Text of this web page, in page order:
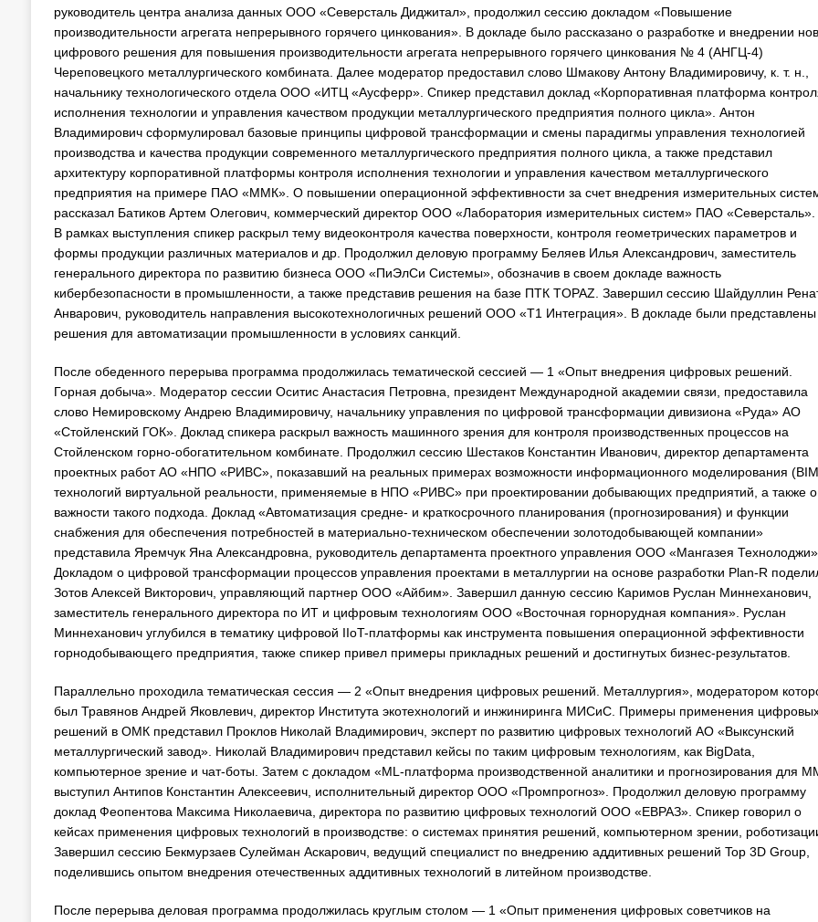
руководитель центра анализа данных ООО «Северсталь Диджитал», продолжил сессию докладом «Повышение
производительности агрегата непрерывного горячего цинкования». В докладе было рассказано о разработке и внедрении
цифрового решения для повышения производительности агрегата непрерывного горячего цинкования № 4 (АНГЦ-4)
Череповецкого металлургического комбината. Далее модератор предоставил слово Шмакову Антону Владимировичу, к. т. н.,
начальнику технологического отдела ООО «ИТЦ «Аусферр». Спикер представил доклад «Корпоративная платформа
исполнения технологии и управления качеством продукции металлургического предприятия полного цикла». Антон
Владимирович сформулировал базовые принципы цифровой трансформации и смены парадигмы управления технологией
производства и качества продукции современного металлургического предприятия полного цикла, а также представил
архитектуру корпоративной платформы контроля исполнения технологии и управления качеством металлургического
предприятия на примере ПАО «ММК». О повышении операционной эффективности за счет внедрения измерительных
рассказал Батиков Артем Олегович, коммерческий директор ООО «Лаборатория измерительных систем» ПАО «Северсталь».
В рамках выступления спикер раскрыл тему видеоконтроля качества поверхности, контроля геометрических параметров и
формы продукции различных материалов и др. Продолжил деловую программу Беляев Илья Александрович, заместитель
генерального директора по развитию бизнеса ООО «ПиЭлСи Системы», обозначив в своем докладе важность
кибербезопасности в промышленности, а также представив решения на базе ПТК TOPAZ. Завершил сессию Шайдуллин
Анварович, руководитель направления высокотехнологичных решений ООО «Т1 Интеграция». В докладе были представлены
решения для автоматизации промышленности в условиях санкций.
После обеденного перерыва программа продолжилась тематической сессией — 1 «Опыт внедрения цифровых решений.
Горная добыча». Модератор сессии Оситис Анастасия Петровна, президент Международной академии связи, предоставила
слово Немировскому Андрею Владимировичу, начальнику управления по цифровой трансформации дивизиона «Руда» АО
«Стойленский ГОК». Доклад спикера раскрыл важность машинного зрения для контроля производственных процессов на
Стойленском горно-обогатительном комбинате. Продолжил сессию Шестаков Константин Иванович, директор департамента
проектных работ АО «НПО «РИВС», показавший на реальных примерах возможности информационного моделирования
технологий виртуальной реальности, применяемые в НПО «РИВС» при проектировании добывающих предприятий, а также о
важности такого подхода. Доклад «Автоматизация средне- и краткосрочного планирования (прогнозирования) и функции
снабжения для обеспечения потребностей в материально-техническом обеспечении золотодобывающей компании»
представила Яремчук Яна Александровна, руководитель департамента проектного управления ООО «Мангазея
Докладом о цифровой трансформации процессов управления проектами в металлургии на основе разработки Plan-R
Зотов Алексей Викторович, управляющий партнер ООО «Айбим». Завершил данную сессию Каримов Руслан Миннеханович,
заместитель генерального директора по ИТ и цифровым технологиям ООО «Восточная горнорудная компания». Руслан
Миннеханович углубился в тематику цифровой IIoT-платформы как инструмента повышения операционной эффективности
горнодобывающего предприятия, также спикер привел примеры прикладных решений и достигнутых бизнес-результатов.
Параллельно проходила тематическая сессия — 2 «Опыт внедрения цифровых решений. Металлургия», модератором
был Травянов Андрей Яковлевич, директор Института экотехнологий и инжиниринга МИСиС. Примеры применения
решений в ОМК представил Проклов Николай Владимирович, эксперт по развитию цифровых технологий АО «Выксунский
металлургический завод». Николай Владимирович представил кейсы по таким цифровым технологиям, как BigData,
компьютерное зрение и чат-боты. Затем с докладом «ML-платформа производственной аналитики и прогнозирования для
выступил Антипов Константин Алексеевич, исполнительный директор ООО «Промпрогноз». Продолжил деловую программу
доклад Феопентова Максима Николаевича, директора по развитию цифровых технологий ООО «ЕВРАЗ». Спикер говорил о
кейсах применения цифровых технологий в производстве: о системах принятия решений, компьютерном зрении,
Завершил сессию Бекмурзаев Сулейман Аскарович, ведущий специалист по внедрению аддитивных решений Top 3D Group,
поделившись опытом внедрения отечественных аддитивных технологий в литейном производстве.
После перерыва деловая программа продолжилась круглым столом — 1 «Опыт применения цифровых советчиков на